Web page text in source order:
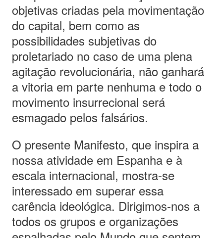
objetivas criadas pela movimentação
do capital, bem como as
possibilidades subjetivas do
proletariado no caso de uma plena
agitação revolucionária, não ganhará
a vitoria em parte nenhuma e todo o
movimento insurrecional será
esmagado pelos falsários.
O presente Manifesto, que inspira a
nossa atividade em Espanha e à
escala internacional, mostra-se
interessado em superar essa
carência ideológica. Dirigimos-nos a
todos os grupos e organizações